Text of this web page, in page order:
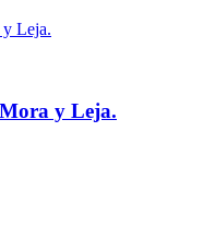
y Leja.